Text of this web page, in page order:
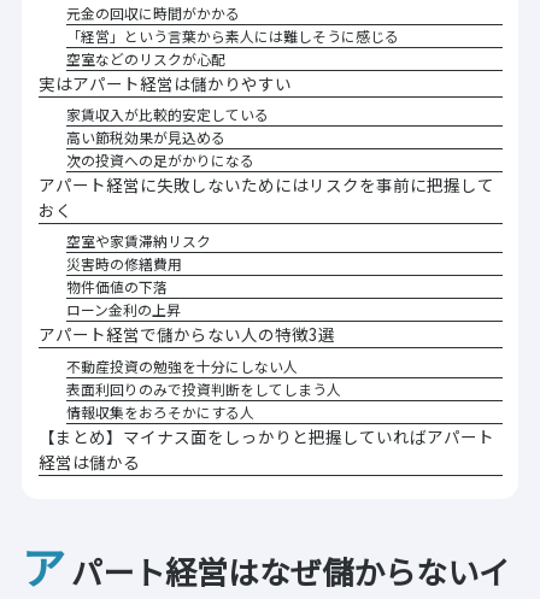
元金の回収に時間がかかる
「経営」という言葉から素人には難しそうに感じる
空室などのリスクが心配
実はアパート経営は儲かりやすい
家賃収入が比較的安定している
高い節税効果が見込める
次の投資への足がかりになる
アパート経営に失敗しないためにはリスクを事前に把握して
おく
空室や家賃滞納リスク
災害時の修繕費用
物件価値の下落
ローン金利の上昇
アパート経営で儲からない人の特徴3選
不動産投資の勉強を十分にしない人
表面利回りのみで投資判断をしてしまう人
情報収集をおろそかにする人
【まとめ】マイナス面をしっかりと把握していればアパート
経営は儲かる
アパート経営はなぜ儲からないイ